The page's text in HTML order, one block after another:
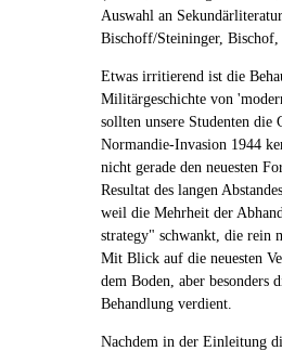
Auswahl an
Bischoff/Steininger, Bischof,
Etwas irritierend ist die
Militärgeschichte von
sollten unsere Studenten die
Normandie-Invasion 1944
nicht gerade den neuesten
Resultat des langen
weil die Mehrheit der
strategy" schwankt, die rein
Mit Blick auf die neuesten
dem Boden, aber
Behandlung verdient.
Nachdem in der Einleitung